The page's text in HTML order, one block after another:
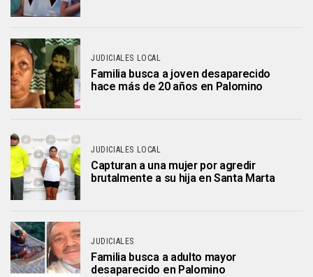
JUDICIALES LOCAL
Familia busca a joven desaparecido
hace más de 20 años en Palomino
JUDICIALES LOCAL
Capturan a una mujer por agredir
brutalmente a su hija en Santa Marta
JUDICIALES
Familia busca a adulto mayor
desaparecido en Palomino